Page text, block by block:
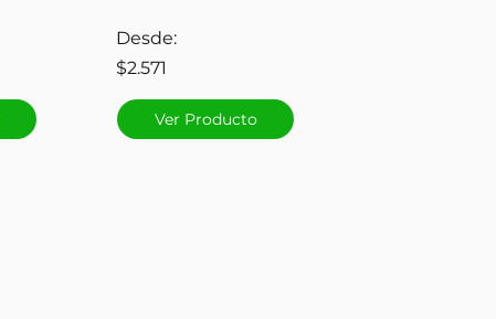
Desde:
$2.571
Ver Producto